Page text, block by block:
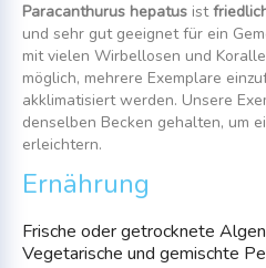
Paracanthurus hepatus ist
und sehr gut geeignet für ein
mit vielen Wirbellosen und
möglich, mehrere Exemplare
akklimatisiert werden. Unsere
denselben Becken gehalten, um
erleichtern.
Ernährung
Frische oder getrocknete
Vegetarische und gemischte